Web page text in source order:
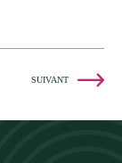
SUIVANT